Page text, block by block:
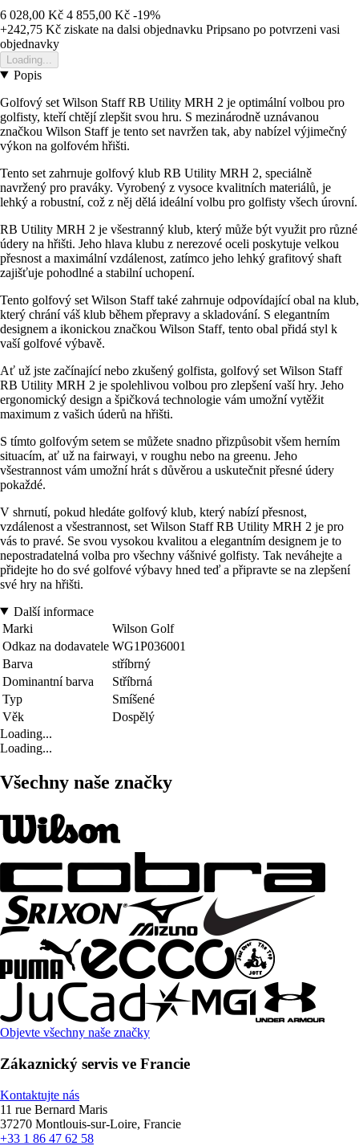
6 028,00 Kč 4 855,00 Kč -19%
+242,75 Kč ziskate na dalsi objednavku Pripsano po potvrzeni vasi
objednavky
Loading...
Popis
Golfový set Wilson Staff RB Utility MRH 2 je optimální volbou pro
golfisty, kteří chtějí zlepšit svou hru. S mezinárodně uznávanou
značkou Wilson Staff je tento set navržen tak, aby nabízel výjimečný
výkon na golfovém hřišti.
Tento set zahrnuje golfový klub RB Utility MRH 2, speciálně
navržený pro praváky. Vyrobený z vysoce kvalitních materiálů, je
lehký a robustní, což z něj dělá ideální volbu pro golfisty všech úrovní.
RB Utility MRH 2 je všestranný klub, který může být využit pro různé
údery na hřišti. Jeho hlava klubu z nerezové oceli poskytuje velkou
přesnost a maximální vzdálenost, zatímco jeho lehký grafitový shaft
zajišťuje pohodlné a stabilní uchopení.
Tento golfový set Wilson Staff také zahrnuje odpovídající obal na klub,
který chrání váš klub během přepravy a skladování. S elegantním
designem a ikonickou značkou Wilson Staff, tento obal přidá styl k
vaší golfové výbavě.
Ať už jste začínající nebo zkušený golfista, golfový set Wilson Staff
RB Utility MRH 2 je spolehlivou volbou pro zlepšení vaší hry. Jeho
ergonomický design a špičková technologie vám umožní vytěžit
maximum z vašich úderů na hřišti.
S tímto golfovým setem se můžete snadno přizpůsobit všem herním
situacím, ať už na fairwayi, v roughu nebo na greenu. Jeho
všestrannost vám umožní hrát s důvěrou a uskutečnit přesné údery
pokaždé.
V shrnutí, pokud hledáte golfový klub, který nabízí přesnost,
vzdálenost a všestrannost, set Wilson Staff RB Utility MRH 2 je pro
vás to pravé. Se svou vysokou kvalitou a elegantním designem je to
nepostradatelná volba pro všechny vášnivé golfisty. Tak neváhejte a
přidejte ho do své golfové výbavy hned teď a připravte se na zlepšení
své hry na hřišti.
Další informace
Marki
Wilson Golf
Odkaz na dodavatele WG1P036001
Barva
stříbrný
Dominantní barva
Stříbrná
Typ
Smíšené
Věk
Dospělý
Loading...
Loading...
Všechny naše značky
Objevte všechny naše značky
Zákaznický servis ve Francie
Kontaktujte nás
11 rue Bernard Maris
37270 Montlouis-sur-Loire, Francie
+33 1 86 47 62 58